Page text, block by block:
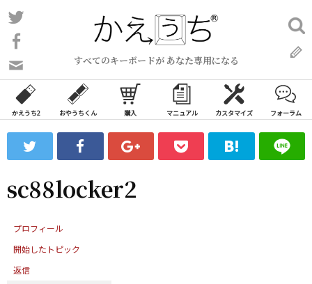
コ
ン
ン
ツ
ス
ッ
すべてのキーボードが あなた専用になる
い
合
わ
フ
ォ
ム
検
索:
かえうち2 おやうちくん 購入 マニュアル カスタマイズ フォーラム
sc88locker2
プロフィール
開始したトピック
返信